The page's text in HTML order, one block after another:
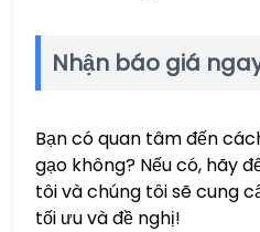
Nhận báo giá
Bạn có quan tâm đến
gạo không? Nếu có, hãy
tôi và chúng tôi sẽ cung
tối ưu và đề nghị!